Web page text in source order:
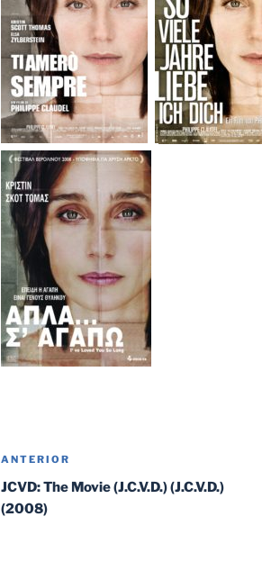
Navegación
de
entradas
Entrada
anterior:
ANTERIOR
JCVD: The Movie (J.C.V.D.) (J.C.V.D.)
(2008)